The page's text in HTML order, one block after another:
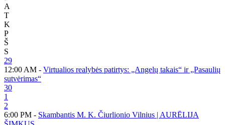
A
T
K
P
Š
S
29
12:00 AM - Virtualios realybės patirtys: „Angelų takais“ ir „Pasaulių
sutvėrimas“
30
1
2
6:00 PM - Skambantis M. K. Čiurlionio Vilnius | AURĒLIJA